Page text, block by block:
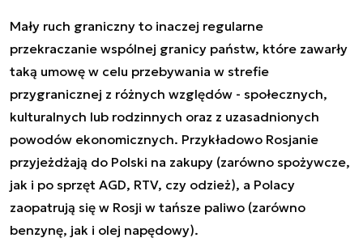
Mały ruch graniczny to inaczej regularne
przekraczanie wspólnej granicy państw, które zawarły
taką umowę w celu przebywania w strefie
przygranicznej z różnych względów - społecznych,
kulturalnych lub rodzinnych oraz z uzasadnionych
powodów ekonomicznych. Przykładowo Rosjanie
przyjeżdżają do Polski na zakupy (zarówno spożywcze,
jak i po sprzęt AGD, RTV, czy odzież), a Polacy
zaopatrują się w Rosji w tańsze paliwo (zarówno
benzynę, jak i olej napędowy).